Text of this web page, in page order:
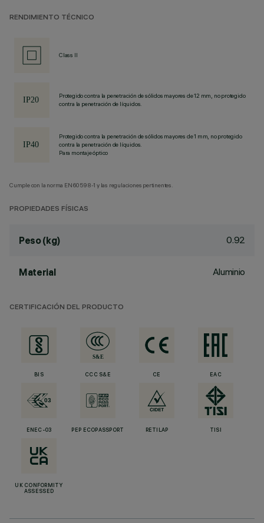
RENDIMIENTO TÉCNICO
Class II
Protegido contra la penetración de sólidos mayores de 12 mm, no protegido
contra la penetración de líquidos.
Protegido contra la penetración de sólidos mayores de 1 mm, no protegido
contra la penetración de líquidos.
Para montaje óptico
Cumple con la norma EN60598-1 y las regulaciones pertinentes.
PROPIEDADES FÍSICAS
Peso (kg) 0.92
Material Aluminio
CERTIFICACIÓN DEL PRODUCTO
BIS CCC S&E CE EAC
ENEC-03 PEP ECOPASSPORT RETILAP TISI
UK CONFORMITY
ASSESSED